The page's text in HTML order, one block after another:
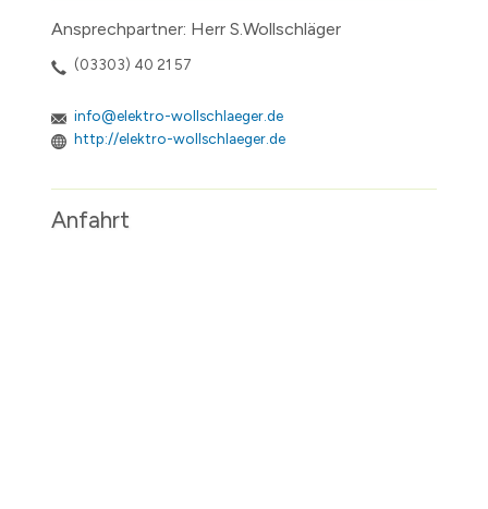
Ansprechpartner: Herr S.Wollschläger
(03303) 40 21 57
info@elektro-wollschlaeger.de
http://elektro-wollschlaeger.de
Anfahrt